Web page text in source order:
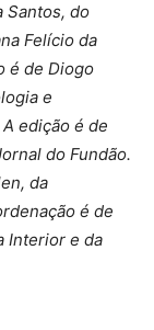
Santos, do
Felício da
é de Diogo
e
edição é de
do Fundão.
da
é de
Interior e da